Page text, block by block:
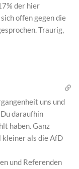
der hier
offen gegen die
Traurig,
uns und
daraufhin
haben. Ganz
kleiner als die AfD
und Referenden